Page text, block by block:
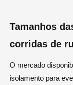
Tamanhos
corridas de
O mercado
isolamento para